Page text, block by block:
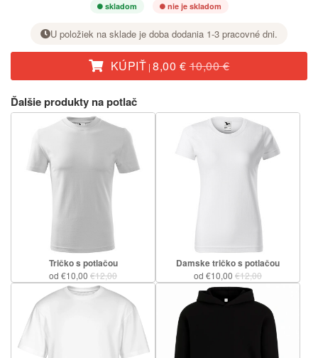
skladom nie je skladom
U položiek na sklade je doba dodania 1-3 pracovné dni.
KÚPIŤ |8,00 €10,00 €
Ďalšie produkty na potlač
Tričko s potlačou
od €10,00 €12,00
Damske tričko s potlačou
od €10,00 €12,00